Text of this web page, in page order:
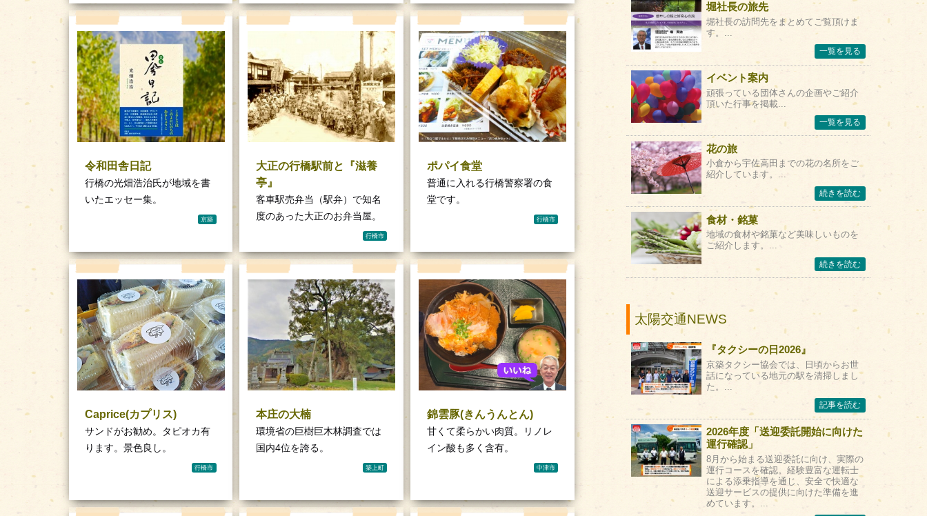
令和田舎日記
行橋の光畑浩治氏が地域を書
いたエッセー集。
京築
大正の行橋駅前と『滋養
亭』
客車駅売弁当（駅弁）で知名
度のあった大正のお弁当屋。
行橋市
ポパイ食堂
普通に入れる行橋警察署の食
堂です。
行橋市
Caprice(カプリス)
サンドがお勧め。タピオカ有
ります。景色良し。
行橋市
本庄の大楠
環境省の巨樹巨木林調査では
国内4位を誇る。
築上町
錦雲豚(きんうんとん)
甘くて柔らかい肉質。リノレ
イン酸も多く含有。
中津市
堀社長の旅先
堀社長の訪問先をまとめてご覧頂けま
す。...
一覧を見る
イベント案内
頑張っている団体さんの企画やご紹介
頂いた行事を掲載...
一覧を見る
花の旅
小倉から宇佐高田までの花の名所をご
紹介しています。...
続きを読む
食材・銘菓
地域の食材や銘菓など美味しいものを
ご紹介します。...
続きを読む
太陽交通NEWS
『タクシーの日2026』
京築タクシー協会では、日頃からお世
話になっている地元の駅を清掃しまし
た。...
記事を読む
2026年度「送迎委託開始に向けた
運行確認」
8月から始まる送迎委託に向け、実際の
運行コースを確認。経験豊富な運転士
による添乗指導を通じ、安全で快適な
送迎サービスの提供に向けた準備を進
めています。...